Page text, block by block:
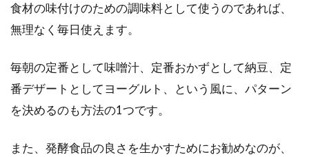
食材の味付けのための調味料として使うのであれば、
無理なく毎日使えます。
毎朝の定番として味噌汁、定番おかずとして納豆、定
番デザートとしてヨーグルト、という風に、パターン
を決めるのも方法の1つです。
また、発酵食品の良さを生かすためにお勧めなのが、